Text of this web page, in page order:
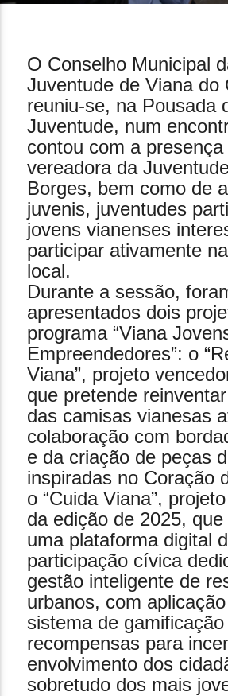
O Conselho Municipal
Juventude de Viana do
reuniu-se, na Pousada
Juventude, num
contou com a presença
vereadora da
Borges, bem como de
juvenis, juventudes
jovens vianenses
participar ativamente
local.
Durante a sessão,
apresentados dois
programa “Viana
Empreendedores”: o
Viana”, projeto
que pretende
das camisas vianesas
colaboração com
e da criação de peças
inspiradas no Coração
o “Cuida Viana”,
da edição de 2025,
uma plataforma digital
participação cívica
gestão inteligente de
urbanos, com
sistema de
recompensas para
envolvimento dos
sobretudo dos mais